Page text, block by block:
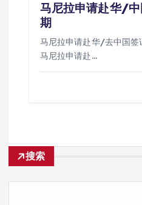
马尼拉申请赴华/
期
马尼拉申请赴华/去中国签
马尼拉申请赴…
搜索